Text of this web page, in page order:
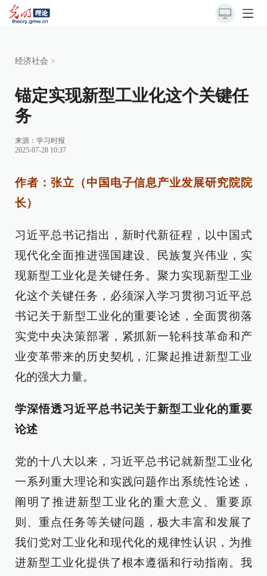
经济社会 >
锚定实现新型工业化这个关键任
务
来源： 学习时报
2025-07-28 10:37
作者：张立（中国电子信息产业发展研究院院
长）
习近平总书记指出，新时代新征程，以中国式
现代化全面推进强国建设、民族复兴伟业，实
现新型工业化是关键任务。聚力实现新型工业
化这个关键任务，必须深入学习贯彻习近平总
书记关于新型工业化的重要论述，全面贯彻落
实党中央决策部署，紧抓新一轮科技革命和产
业变革带来的历史契机，汇聚起推进新型工业
化的强大力量。
学深悟透习近平总书记关于新型工业化的重要
论述
党的十八大以来，习近平总书记就新型工业化
一系列重大理论和实践问题作出系统性论述，
阐明了推进新型工业化的重大意义、重要原
则、重点任务等关键问题，极大丰富和发展了
我们党对工业化和现代化的规律性认识，为推
进新型工业化提供了根本遵循和行动指南。我